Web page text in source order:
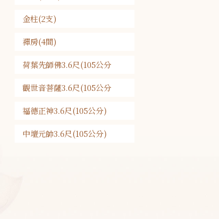
金柱(2支)
禪房(4間)
荷葉先師佛3.6尺(105公分
觀世音菩薩3.6尺(105公分
福德正神3.6尺(105公分)
中壇元帥3.6尺(105公分)